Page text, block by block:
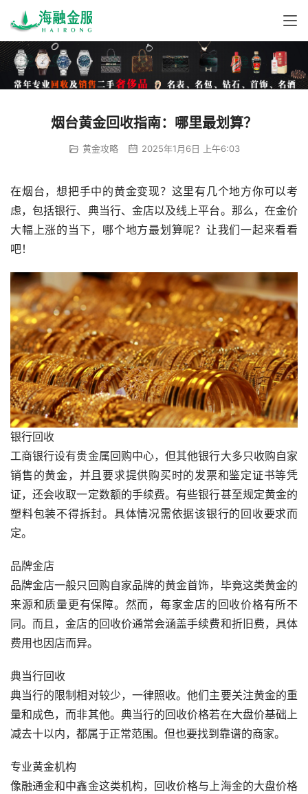
烟台黄金回收指南：哪里最划算？
黄金攻略 2025年1月6日 上午6:03
在烟台，想把手中的黄金变现？这里有几个地方你可以考
虑，包括银行、典当行、金店以及线上平台。那么，在金价
大幅上涨的当下，哪个地方最划算呢？让我们一起来看看
吧！
银行回收
工商银行设有贵金属回购中心，但其他银行大多只收购自家
销售的黄金，并且要求提供购买时的发票和鉴定证书等凭
证，还会收取一定数额的手续费。有些银行甚至规定黄金的
塑料包装不得拆封。具体情况需依据该银行的回收要求而
定。
品牌金店
品牌金店一般只回购自家品牌的黄金首饰，毕竟这类黄金的
来源和质量更有保障。然而，每家金店的回收价格有所不
同。而且，金店的回收价通常会涵盖手续费和折旧费，具体
费用也因店而异。
典当行回收
典当行的限制相对较少，一律照收。他们主要关注黄金的重
量和成色，而非其他。典当行的回收价格若在大盘价基础上
减去十以内，都属于正常范围。但也要找到靠谱的商家。
专业黄金机构
像融通金和中鑫金这类机构，回收价格与上海金的大盘价格